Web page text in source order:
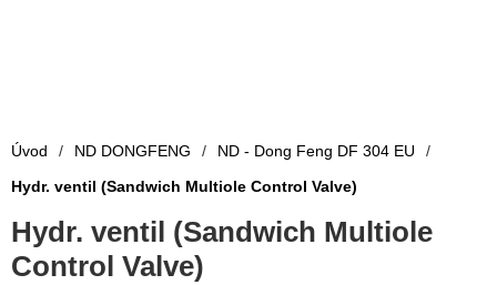
Úvod / ND DONGFENG / ND - Dong Feng DF 304 EU
/
Hydr. ventil (Sandwich Multiole Control Valve)
Hydr. ventil (Sandwich Multiole
Control Valve)